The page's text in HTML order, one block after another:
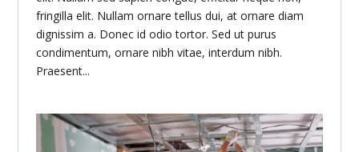
fringilla elit. Nullam ornare tellus dui, at ornare diam
dignissim a. Donec id odio tortor. Sed ut purus
condimentum, ornare nibh vitae, interdum nibh.
Praesent...